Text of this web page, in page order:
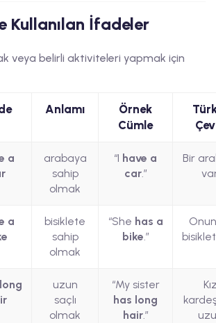
Kullanılan İfadeler
veya belirli aktiviteleri yapmak için
Anlamı
Örnek
Cümle
a
arabaya
sahip
olmak
“I have a
car.”
Bir
a
bisiklete
sahip
olmak
“She has a
bike.”
uzun
saçlı
olmak
“My sister
has long
hair.”